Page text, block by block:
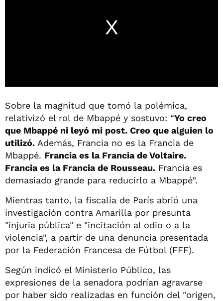
Sobre la magnitud que tomó la polémica,
relativizó el rol de Mbappé y sostuvo: “Yo creo
que Mbappé ni leyó mi post. Creo que alguien lo
utilizó. Además, Francia no es la Francia de
Mbappé. Francia es la Francia de Voltaire.
Francia es la Francia de Rousseau. Francia es
demasiado grande para reducirlo a Mbappé”.
Mientras tanto, la fiscalía de París abrió una
investigación contra Amarilla por presunta
"injuria pública" e "incitación al odio o a la
violencia", a partir de una denuncia presentada
por la Federación Francesa de Fútbol (FFF).
Según indicó el Ministerio Público, las
expresiones de la senadora podrían agravarse
por haber sido realizadas en función del "origen,